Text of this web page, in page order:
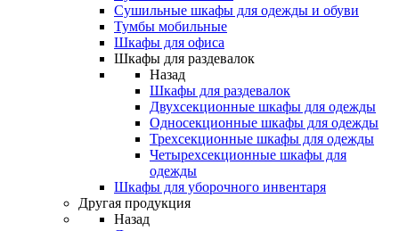
Сушильные шкафы для одежды и обуви
Тумбы мобильные
Шкафы для офиса
Шкафы для раздевалок
Назад
Шкафы для раздевалок
Двухсекционные шкафы для одежды
Односекционные шкафы для одежды
Трехсекционные шкафы для одежды
Четырехсекционные шкафы для
одежды
Шкафы для уборочного инвентаря
Другая продукция
Назад